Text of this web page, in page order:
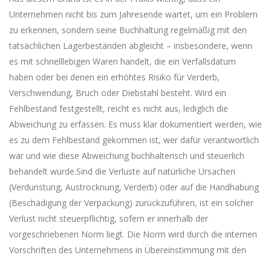
Unternehmen nicht bis zum Jahresende wartet, um ein Problem
zu erkennen, sondern seine Buchhaltung regelmäßig mit den
tatsächlichen Lagerbeständen abgleicht – insbesondere, wenn
es mit schnelllebigen Waren handelt, die ein Verfallsdatum
haben oder bei denen ein erhöhtes Risiko für Verderb,
Verschwendung, Bruch oder Diebstahl besteht. Wird ein
Fehlbestand festgestellt, reicht es nicht aus, lediglich die
Abweichung zu erfassen. Es muss klar dokumentiert werden, wie
es zu dem Fehlbestand gekommen ist, wer dafür verantwortlich
war und wie diese Abweichung buchhalterisch und steuerlich
behandelt wurde.Sind die Verluste auf natürliche Ursachen
(Verdunstung, Austrocknung, Verderb) oder auf die Handhabung
(Beschädigung der Verpackung) zurückzuführen, ist ein solcher
Verlust nicht steuerpflichtig, sofern er innerhalb der
vorgeschriebenen Norm liegt. Die Norm wird durch die internen
Vorschriften des Unternehmens in Übereinstimmung mit den